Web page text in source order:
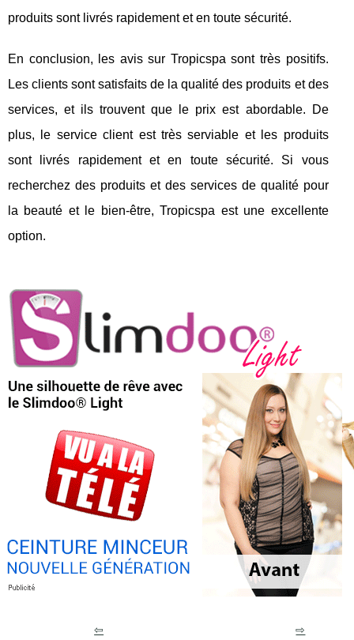
produits sont livrés rapidement et en toute sécurité.
En conclusion, les avis sur Tropicspa sont très positifs.
Les clients sont satisfaits de la qualité des produits et des
services, et ils trouvent que le prix est abordable. De
plus, le service client est très serviable et les produits
sont livrés rapidement et en toute sécurité. Si vous
recherchez des produits et des services de qualité pour
la beauté et le bien-être, Tropicspa est une excellente
option.